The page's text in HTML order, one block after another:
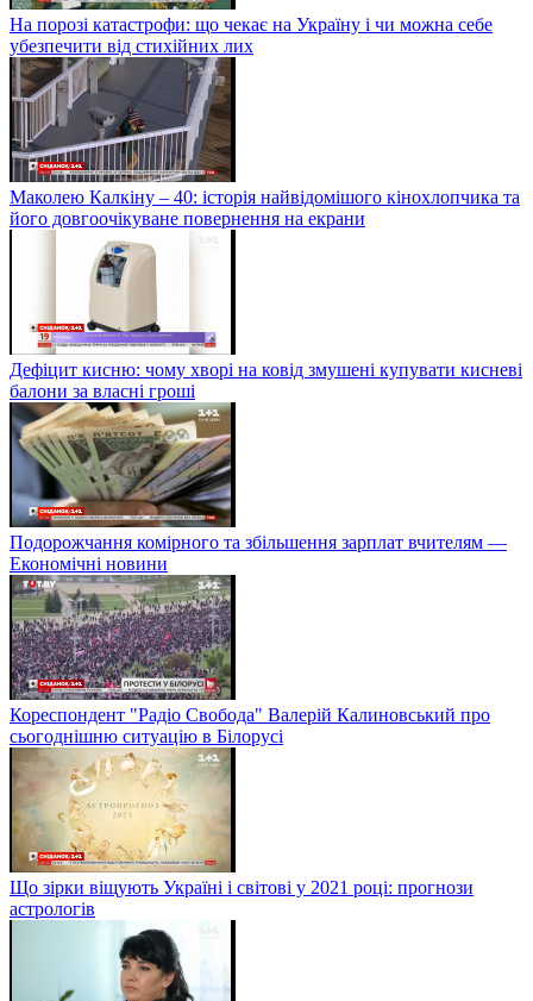
На порозі катастрофи: що чекає на Україну і чи можна себе
убезпечити від стихійних лих
Маколею Калкіну – 40: історія найвідомішого кінохлопчика та
його довгоочікуване повернення на екрани
Дефіцит кисню: чому хворі на ковід змушені купувати кисневі
балони за власні гроші
Подорожчання комірного та збільшення зарплат вчителям —
Економічні новини
Кореспондент "Радіо Свобода" Валерій Калиновський про
сьогоднішню ситуацію в Білорусі
Що зірки віщують Україні і світові у 2021 році: прогнози
астрологів